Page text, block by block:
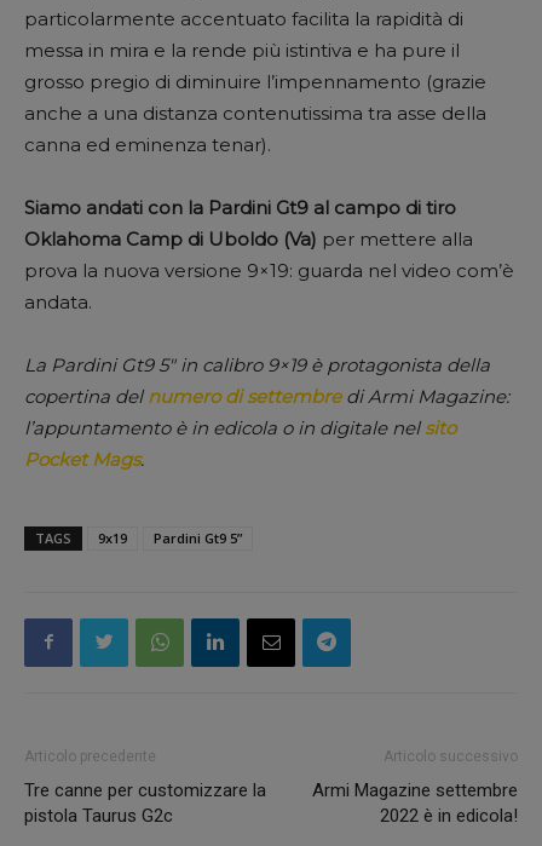
particolarmente accentuato facilita la rapidità di
messa in mira e la rende più istintiva e ha pure il
grosso pregio di diminuire l’impennamento (grazie
anche a una distanza contenutissima tra asse della
canna ed eminenza tenar).
Siamo andati con la Pardini Gt9 al campo di tiro
Oklahoma Camp di Uboldo (Va) per mettere alla
prova la nuova versione 9×19: guarda nel video com’è
andata.
La Pardini Gt9 5″ in calibro 9×19 è protagonista della
copertina del numero di settembre di Armi Magazine:
l’appuntamento è in edicola o in digitale nelsito
Pocket Mags.
TAGS 9x19 Pardini Gt9 5”
Articolo precedente
Tre canne per customizzare la
pistola Taurus G2c
Articolo successivo
Armi Magazine settembre
2022 è in edicola!